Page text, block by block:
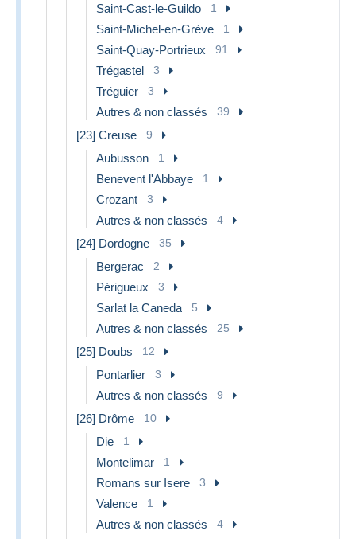
Saint-Cast-le-Guildo 1
Saint-Michel-en-Grève 1
Saint-Quay-Portrieux 91
Trégastel 3
Tréguier 3
Autres & non classés 39
[23] Creuse 9
Aubusson 1
Benevent l'Abbaye 1
Crozant 3
Autres & non classés 4
[24] Dordogne 35
Bergerac 2
Périgueux 3
Sarlat la Caneda 5
Autres & non classés 25
[25] Doubs 12
Pontarlier 3
Autres & non classés 9
[26] Drôme 10
Die 1
Montelimar 1
Romans sur Isere 3
Valence 1
Autres & non classés 4